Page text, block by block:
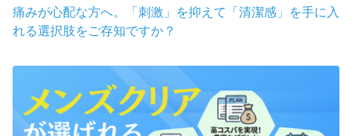
痛みが心配な方へ。「刺激」を抑えて「清潔感」を手に入
れる選択肢をご存知ですか？